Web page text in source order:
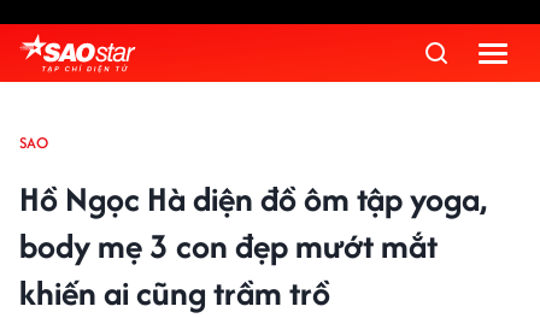
SAO
Hồ Ngọc Hà diện đồ ôm tập yoga,
body mẹ 3 con đẹp mướt mắt
khiến ai cũng trầm trồ